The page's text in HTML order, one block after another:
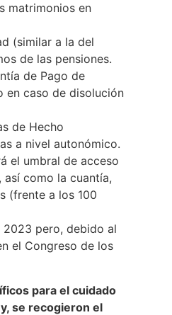
matrimonios en
(similar a la del
de las pensiones.
de Pago de
en caso de disolución
de Hecho
a nivel autonómico.
el umbral de acceso
así como la cuantía,
(frente a los 100
2023 pero, debido al
el Congreso de los
para el cuidado
se recogieron el